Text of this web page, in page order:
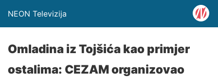
NEON Televizija
Omladina iz Tojšića kao primjer
ostalima: CEZAM organizovao